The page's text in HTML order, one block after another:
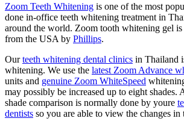
Zoom Teeth Whitening is one of the most
done in-office teeth whitening treatment in
around the world. Zoom tooth whitening gel is
from the USA by Phillips.
Ourteeth whitening dental clinics in Thailand
whitening. We use the latest Zoom Advance
units and genuine Zoom WhiteSpeed
may possibly be increased up to eight shades.
shade comparison is normally done by youre
dentists so you are able to view the changes in